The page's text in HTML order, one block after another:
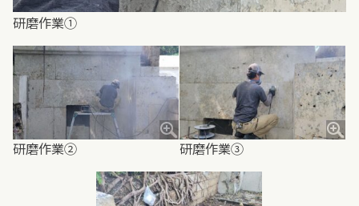
研磨作業①
研磨作業② 研磨作業③